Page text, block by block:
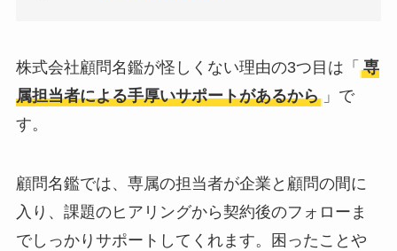
株式会社顧問名鑑が怪しくない理由の3つ目は「 専
属担当者による手厚いサポートがあるから 」で
す。
顧問名鑑では、専属の担当者が企業と顧問の間に
入り、課題のヒアリングから契約後のフォローま
でしっかりサポートしてくれます。困ったことや